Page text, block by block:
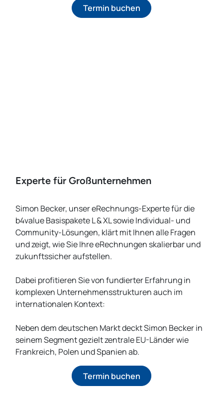
Termin buchen
Experte für Großunternehmen
Simon Becker, unser eRechnungs-Experte für die
b4value Basispakete L & XL sowie Individual- und
Community-Lösungen, klärt mit Ihnen alle Fragen
und zeigt, wie Sie Ihre eRechnungen skalierbar und
zukunftssicher aufstellen.
Dabei profitieren Sie von fundierter Erfahrung in
komplexen Unternehmensstrukturen auch im
internationalen Kontext:
Neben dem deutschen Markt deckt Simon Becker in
seinem Segment gezielt zentrale EU-Länder wie
Frankreich, Polen und Spanien ab.
Termin buchen